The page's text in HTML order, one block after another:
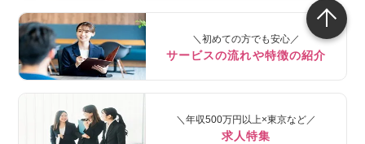
＼初めての方でも安心／
サービスの流れや特徴の紹介
＼年収500万円以上×東京など／
求人特集